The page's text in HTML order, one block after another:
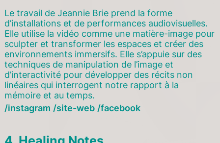
Le travail de Jeannie Brie prend la forme
d’installations et de performances audiovisuelles.
Elle utilise la vidéo comme une matière-image pour
sculpter et transformer les espaces et créer des
environnements immersifs. Elle s’appuie sur des
techniques de manipulation de l’image et
d’interactivité pour développer des récits non
linéaires qui interrogent notre rapport à la
mémoire et au temps.
instagram
site-web facebook